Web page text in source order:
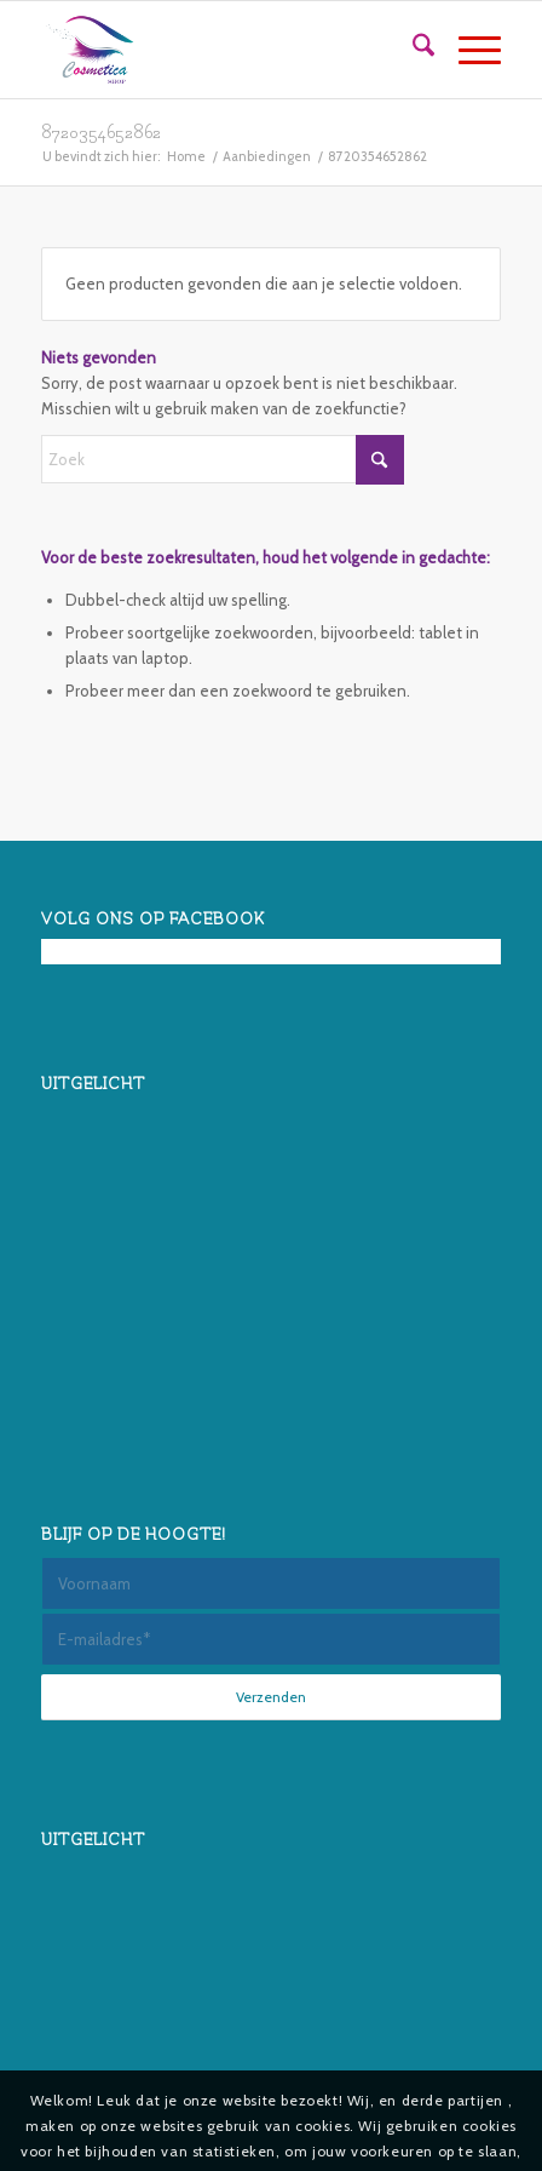
8720354652862
U bevindt zich hier: Home / Aanbiedingen / 8720354652862
Geen producten gevonden die aan je selectie voldoen.
Niets gevonden
Sorry, de post waarnaar u opzoek bent is niet beschikbaar.
Misschien wilt u gebruik maken van de zoekfunctie?
Voor de beste zoekresultaten, houd het volgende in gedachte:
Dubbel-check altijd uw spelling.
Probeer soortgelijke zoekwoorden, bijvoorbeeld: tablet in
plaats van laptop.
Probeer meer dan een zoekwoord te gebruiken.
VOLG ONS OP FACEBOOK
UITGELICHT
BLIJF OP DE HOOGTE!
UITGELICHT
Welkom! Leuk dat je onze website bezoekt! Wij, en derde partijen ,
maken op onze websites gebruik van cookies. Wij gebruiken cookies
voor het bijhouden van statistieken, om jouw voorkeuren op te slaan,